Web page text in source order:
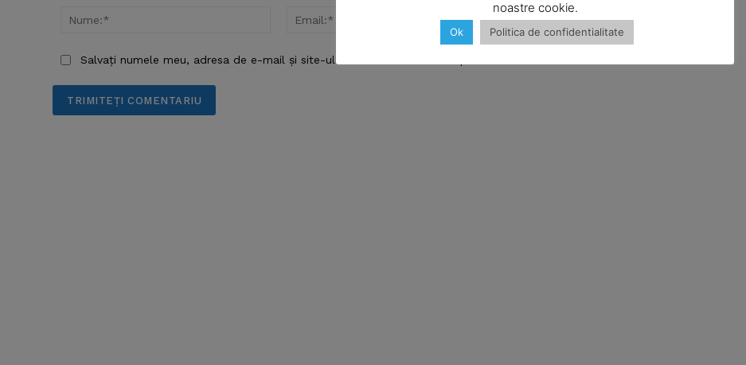
SUBSCRIBE NOW
Nume:*
Email:*
Salvați numele meu, adresa de e-mail și site-ul web în acest browser pentru data viitoare i comentariu.
noastre cookie.
Ok Politica de confidentialitate